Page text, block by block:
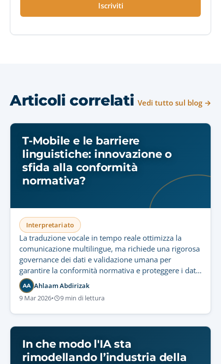
Iscriviti
Articoli correlati Vedi tutto sul blog →
T-Mobile e le barriere
linguistiche: innovazione o
sfida alla conformità
normativa?
Interpretariato
La traduzione vocale in tempo reale ottimizza la
comunicazione multilingue, ma richiede una rigorosa
governance dei dati e validazione umana per
garantire la conformità normativa e proteggere i dati
audio sensibili.
AA Ahlaam Abdirizak
9 Mar 2026• 9 min di lettura
In che modo l'IA sta
rimodellando l’industria della